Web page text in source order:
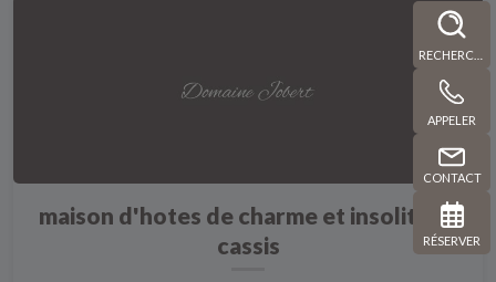
APPELER
CONTACT
RÉSERVER
maison d'hotes de charme et insolites à
cassis